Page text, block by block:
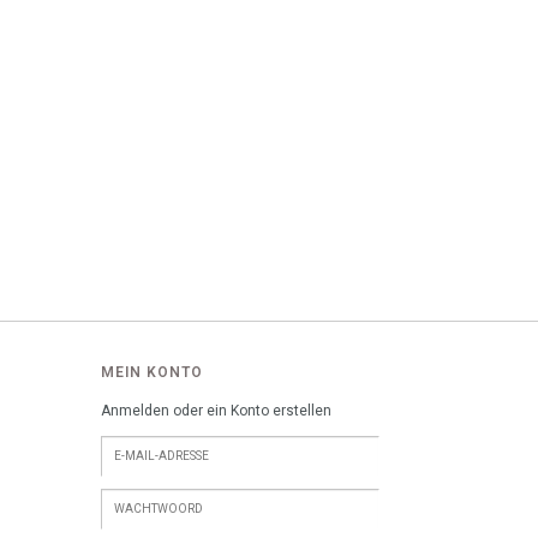
MEIN KONTO
Anmelden oder ein Konto erstellen